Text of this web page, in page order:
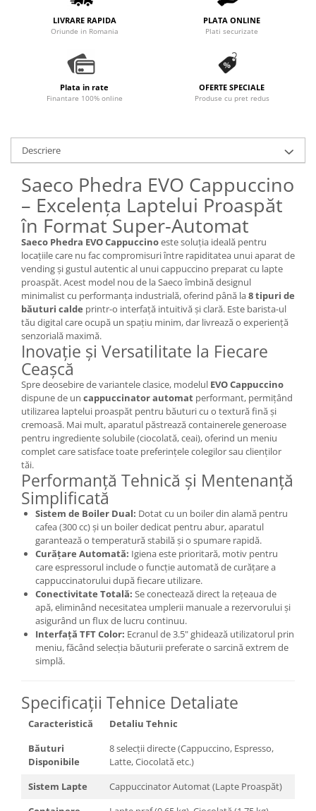
LIVRARE RAPIDA
Oriunde in Romania
PLATA ONLINE
Plati securizate
Plata in rate
Finantare 100% online
OFERTE SPECIALE
Produse cu pret redus
Descriere
Saeco Phedra EVO Cappuccino
– Excelența Laptelui Proaspăt
în Format Super-Automat
Saeco Phedra EVO Cappuccinoeste soluția ideală pentru
locațiile care nu fac compromisuri între rapiditatea unui aparat de
vending și gustul autentic al unui cappuccino preparat cu lapte
proaspăt. Acest model nou de la Saeco îmbină designul
minimalist cu performanța industrială, oferind până la8 tipuri de
băuturi calde printr-o interfață intuitivă și clară. Este barista-ul
tău digital care ocupă un spațiu minim, dar livrează o experiență
senzorială maximă.
Inovație și Versatilitate la Fiecare
Ceașcă
Spre deosebire de variantele clasice, modelul EVO Cappuccino
dispune de un cappuccinator automat performant, permițând
utilizarea laptelui proaspăt pentru băuturi cu o textură fină și
cremoasă. Mai mult, aparatul păstrează containerele generoase
pentru ingrediente solubile (ciocolată, ceai), oferind un meniu
complet care satisface toate preferințele colegilor sau clienților
tăi.
Performanță Tehnică și Mentenanță
Simplificată
Sistem de Boiler Dual: Dotat cu un boiler din alamă pentru
cafea (300 cc) și un boiler dedicat pentru abur, aparatul
garantează o temperatură stabilă și o spumare rapidă.
Curățare Automată: Igiena este prioritară, motiv pentru
care espressorul include o funcție automată de curățare a
cappuccinatorului după fiecare utilizare.
Conectivitate Totală: Se conectează direct la rețeaua de
apă, eliminând necesitatea umplerii manuale a rezervorului și
asigurând un flux de lucru continuu.
Interfață TFT Color: Ecranul de 3.5" ghidează utilizatorul prin
meniu, făcând selecția băuturii preferate o sarcină extrem de
simplă.
Specificații Tehnice Detaliate
Caracteristică
Detaliu Tehnic
Băuturi
Disponibile
8 selecții directe (Cappuccino, Espresso,
Latte, Ciocolată etc.)
Sistem Lapte
Cappuccinator Automat (Lapte Proaspăt)